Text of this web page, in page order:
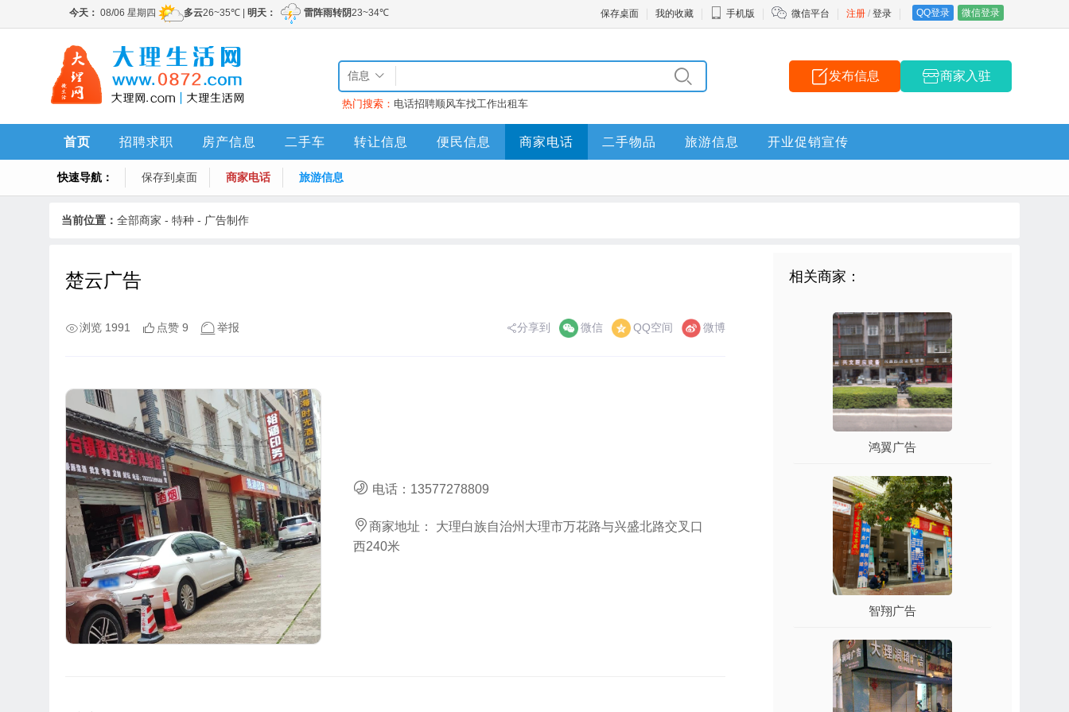
注册 / 登录 QQ登录 微信登录
保存桌面 我的收藏 手机版 微信平台
信息
热门搜索： 电话招聘顺风车找工作出租车
发布信息 商家入驻
首页 招聘求职 房产信息 二手车 转让信息 便民信息 商家电话 二手物品 旅游信息 开业促销宣传
快速导航： 保存到桌面 商家电话 旅游信息
当前位置： 全部商家 - 特种 - 广告制作
楚云广告
浏览 1991 点赞 9 举报 分享到 微信 QQ空间 微博
电话： 13577278809
商家地址：
大理白族自治州大理市万花路与兴盛北路交叉口
西240米
相关商家：
鸿翼广告
智翔广告